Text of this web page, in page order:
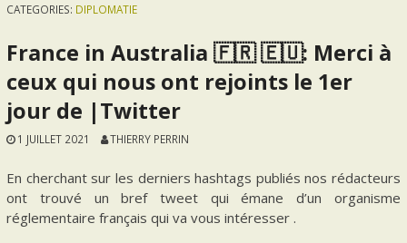
CATEGORIES: DIPLOMATIE
France in Australia 🇫🇷 🇪🇺: Merci à
ceux qui nous ont rejoints le 1er
jour de |Twitter
1 JUILLET 2021 THIERRY PERRIN
En cherchant sur les derniers hashtags publiés nos rédacteurs
ont trouvé un bref tweet qui émane d’un organisme
réglementaire français qui va vous intéresser .